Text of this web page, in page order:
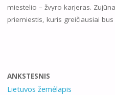
miestelio – žvyro karjeras.
priemiestis, kuris greičiausiai
ANKSTESNIS
Lietuvos žemėlapis